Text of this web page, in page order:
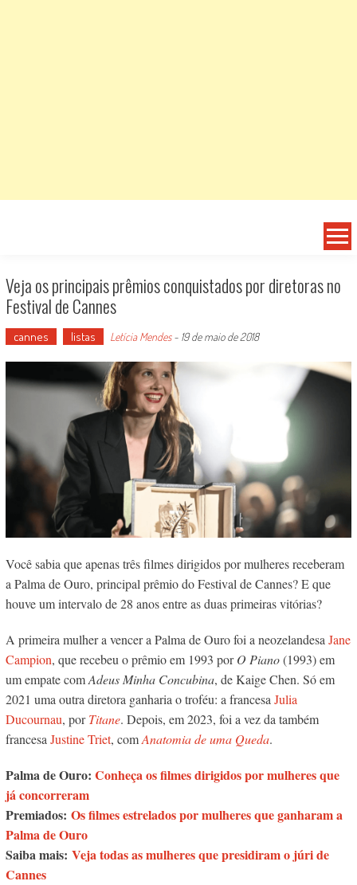
Veja os principais prêmios conquistados por diretoras no
Festival de Cannes
cannes listas Letícia Mendes- 19 de maio de 2018
Você sabia que apenas três filmes dirigidos por mulheres receberam
a Palma de Ouro, principal prêmio do Festival de Cannes? E que
houve um intervalo de 28 anos entre as duas primeiras vitórias?
A primeira mulher a vencer a Palma de Ouro foi a neozelandesa Jane
Campion, que recebeu o prêmio em 1993 porO Piano(1993) em
um empate comAdeus Minha Concubina, de Kaige Chen. Só em
2021 uma outra diretora ganharia o troféu: a francesa Julia
Ducournau, porTitane. Depois, em 2023, foi a vez da também
francesa Justine Triet, comAnatomia de uma Queda.
Palma de Ouro: Conheça os filmes dirigidos por mulheres que
já concorreram
Premiados: Os filmes estrelados por mulheres que ganharam a
Palma de Ouro
Saiba mais: Veja todas as mulheres que presidiram o júri de
Cannes